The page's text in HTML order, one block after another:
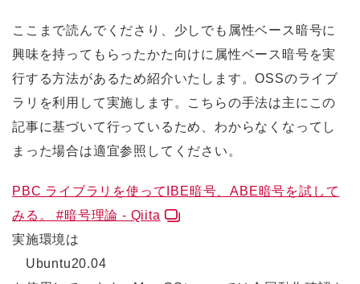
ここまで読んでくださり、少しでも属性ベース暗号に
興味を持ってもらったかた向けに属性ベース暗号を実
行する方法があるため紹介いたします。OSSのライブ
ラリを利用して実施します。こちらの手法は主にこの
記事に基づいて行っているため、わからなくなってし
まった場合は適宜参照してください。
PBC ライブラリを使ってIBE暗号、ABE暗号を試して
みる。 #暗号理論 - Qiita
実施環境は
Ubuntu20.04